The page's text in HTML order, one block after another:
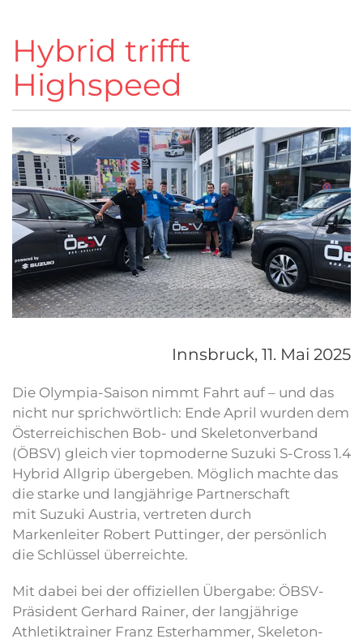
Hybrid trifft
Highspeed
Innsbruck, 11. Mai 2025
Die Olympia-Saison nimmt Fahrt auf – und das
nicht nur sprichwörtlich: Ende April wurden dem
Österreichischen Bob- und Skeletonverband
(ÖBSV) gleich vier topmoderne Suzuki S-Cross 1.4
Hybrid Allgrip übergeben. Möglich machte das
die starke und langjährige Partnerschaft
mit Suzuki Austria, vertreten durch
Markenleiter Robert Puttinger, der persönlich
die Schlüssel überreichte.
Mit dabei bei der offiziellen Übergabe: ÖBSV-
Präsident Gerhard Rainer, der langjährige
Athletiktrainer Franz Esterhammer, Skeleton-